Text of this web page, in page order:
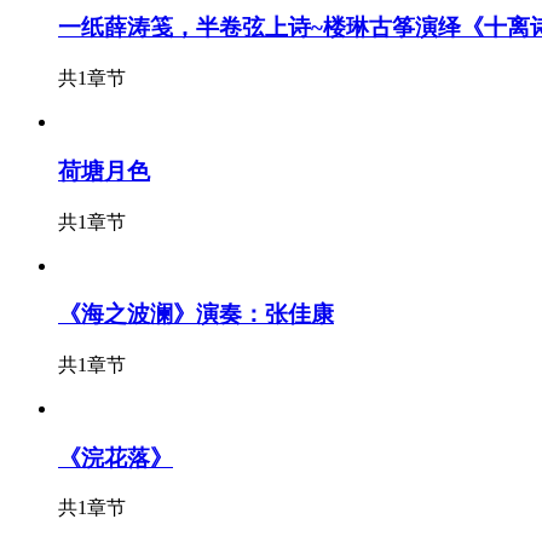
一纸薛涛笺，半卷弦上诗~楼琳古筝演绎《十离
共1章节
荷塘月色
共1章节
《海之波澜》演奏：张佳康
共1章节
《浣花落》
共1章节